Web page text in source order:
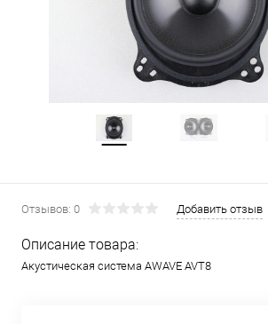
Отзывов: 0 Добавить отзыв
Описание товара:
Акустическая система AWAVE AVT8